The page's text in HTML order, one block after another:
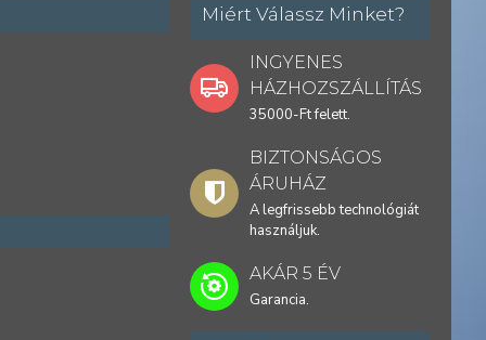
Miért Válassz Minket?
INGYENES
HÁZHOZSZÁLLÍTÁS
35000-Ft felett.
BIZTONSÁGOS
ÁRUHÁZ
A legfrissebb technológiát
használjuk.
AKÁR 5 ÉV
Garancia.